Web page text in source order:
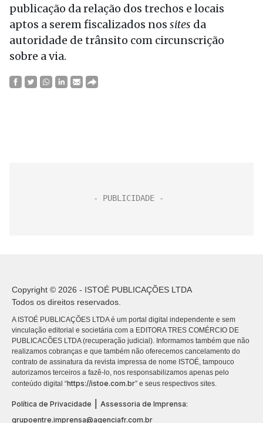
publicação da relação dos trechos e locais
aptos a serem fiscalizados nos sites da
autoridade de trânsito com circunscrição
sobre a via.
Copyright © 2026 - ISTOÉ PUBLICAÇÕES LTDA
Todos os direitos reservados.
A ISTOÉ PUBLICAÇÕES LTDA é um portal digital independente e sem
vinculação editorial e societária com a EDITORA TRES COMÉRCIO DE
PUBLICACÕES LTDA (recuperação judicial). Informamos também que não
realizamos cobranças e que também não oferecemos cancelamento do
contrato de assinatura da revista impressa de nome ISTOÉ, tampouco
autorizamos terceiros a fazê-lo, nos responsabilizamos apenas pelo
conteúdo digital “https://istoe.com.br” e seus respectivos sites.
Política de Privacidade
Assessoria de Imprensa:
grupoentre.imprensa@agenciafr.com.br